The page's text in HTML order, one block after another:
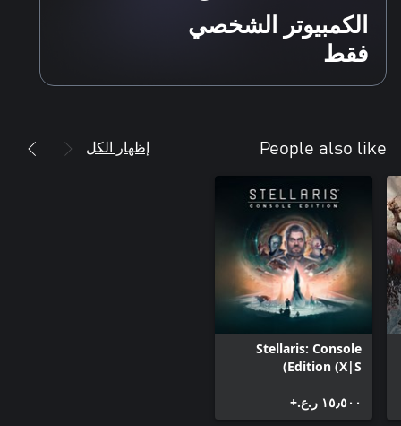
الكمبيوتر الشخصي
فقط
People also like إظهار الكل
Stellaris: Console
Edition (X|S)
١٥٫٥٠٠ ر.ع.‏+